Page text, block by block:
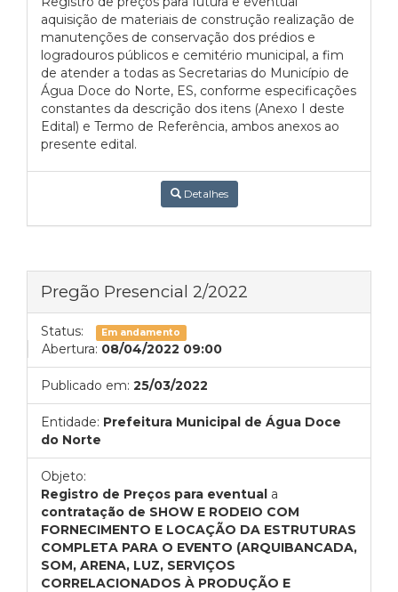
aquisição de materiais de construção realização de
manutenções de conservação dos prédios e
logradouros públicos e cemitério municipal, a fim
de atender a todas as Secretarias do Município de
Água Doce do Norte, ES, conforme especificações
constantes da descrição dos itens (Anexo I deste
Edital) e Termo de Referência, ambos anexos ao
presente edital.
Detalhes
Pregão Presencial 2/2022
Status: Em andamento
Abertura: 08/04/2022 09:00
Publicado em: 25/03/2022
Entidade: Prefeitura Municipal de Água Doce
do Norte
Objeto:
Registro de Preços para eventual a
contratação de SHOW E RODEIO COM
FORNECIMENTO E LOCAÇÃO DA ESTRUTURAS
COMPLETA PARA O EVENTO (ARQUIBANCADA,
SOM, ARENA, LUZ, SERVIÇOS
CORRELACIONADOS À PRODUÇÃO E